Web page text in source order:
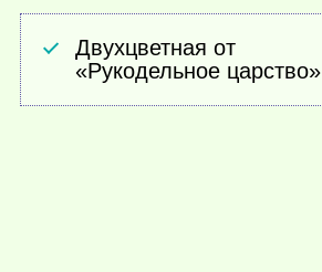
Двухцветная от
«Рукодельное царство»